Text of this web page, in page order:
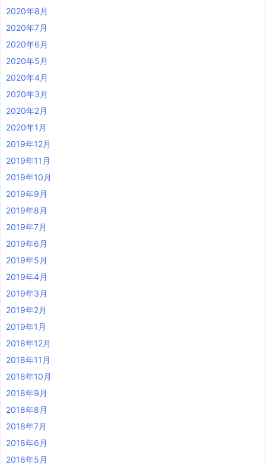
2020年8月
2020年7月
2020年6月
2020年5月
2020年4月
2020年3月
2020年2月
2020年1月
2019年12月
2019年11月
2019年10月
2019年9月
2019年8月
2019年7月
2019年6月
2019年5月
2019年4月
2019年3月
2019年2月
2019年1月
2018年12月
2018年11月
2018年10月
2018年9月
2018年8月
2018年7月
2018年6月
2018年5月